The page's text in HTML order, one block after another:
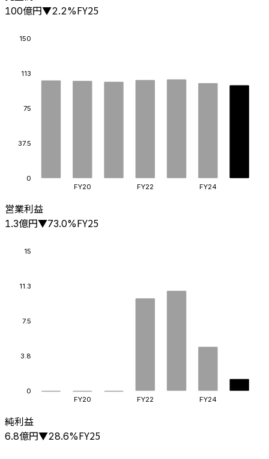
100億円▼2.2%FY25
0
37.5
75
113
150
FY20 FY22 FY24
営業利益
1.3億円▼73.0%FY25
0
3.8
7.5
11.3
15
FY20 FY22 FY24
純利益
6.8億円▼28.6%FY25